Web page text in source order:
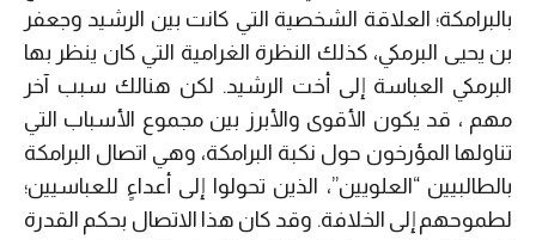
بالبرامكة؛ العلاقة الشخصية التي كانت بين الرشيد وجعفر
بن يحيى البرمكي، كذلك النظرة الغرامية التي كان ينظر بها
البرمكي العباسة إلى أخت الرشيد. لكن هنالك سبب آخر
مهم ، قد يكون الأقوى والأبرز بين مجموع الأسباب التي
تناولها المؤرخون حول نكبة البرامكة، وهي اتصال البرامكة
بالطالبيين “العلويين”، الذين تحولوا إلى أعداءٍ للعباسيين؛
لطموحهم إلى الخلافة. وقد كان هذا الاتصال بحكم القدرة